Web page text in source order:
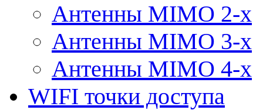
Антенны MIMO 2-x
Антенны MIMO 3-x
Антенны MIMO 4-x
WIFI точки доступа